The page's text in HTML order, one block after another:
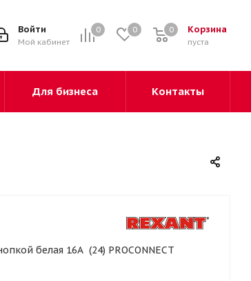
0 0 Корзина
пуста
0
Войти
Мой кабинет
Для бизнеса Контакты
белая 16А (24) PROCONNECT